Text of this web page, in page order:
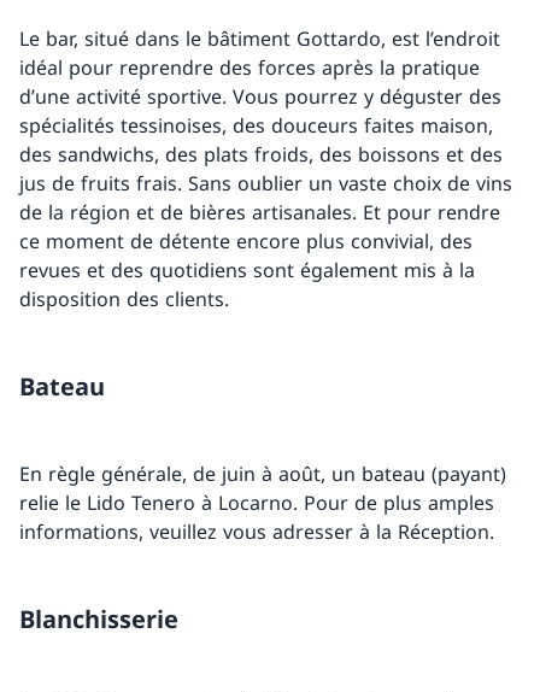
Le bar, situé dans le bâtiment Gottardo, est l’endroit
idéal pour reprendre des forces après la pratique
d’une activité sportive. Vous pourrez y déguster des
spécialités tessinoises, des douceurs faites maison,
des sandwichs, des plats froids, des boissons et des
jus de fruits frais. Sans oublier un vaste choix de vins
de la région et de bières artisanales. Et pour rendre
ce moment de détente encore plus convivial, des
revues et des quotidiens sont également mis à la
disposition des clients.
Bateau
En règle générale, de juin à août, un bateau (payant)
relie le Lido Tenero à Locarno. Pour de plus amples
informations, veuillez vous adresser à la Réception.
Blanchisserie